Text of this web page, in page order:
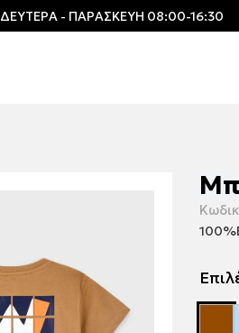
ΔΕΥΤΕΡΑ - ΠΑΡΑΣΚΕΥΗ 08:00-16:30